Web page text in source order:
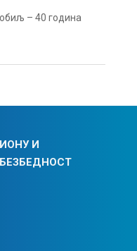
– 40 година
И